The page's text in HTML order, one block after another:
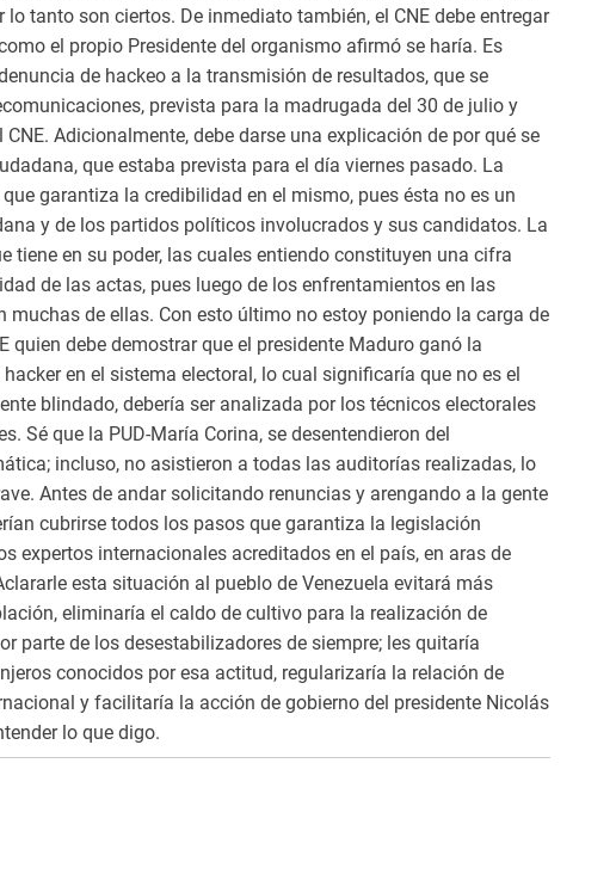
tanto son ciertos. De inmediato también, el CNE debe entregar
el propio Presidente del organismo afirmó se haría. Es
de hackeo a la transmisión de resultados, que se
prevista para la madrugada del 30 de julio y
Adicionalmente, debe darse una explicación de por qué se
que estaba prevista para el día viernes pasado. La
garantiza la credibilidad en el mismo, pues ésta no es un
y de los partidos políticos involucrados y sus candidatos. La
tiene en su poder, las cuales entiendo constituyen una cifra
de las actas, pues luego de los enfrentamientos en las
muchas de ellas. Con esto último no estoy poniendo la carga de
quien debe demostrar que el presidente Maduro ganó la
en el sistema electoral, lo cual significaría que no es el
blindado, debería ser analizada por los técnicos electorales
Sé que la PUD-María Corina, se desentendieron del
incluso, no asistieron a todas las auditorías realizadas, lo
Antes de andar solicitando renuncias y arengando a la gente
cubrirse todos los pasos que garantiza la legislación
expertos internacionales acreditados en el país, en aras de
esta situación al pueblo de Venezuela evitará más
eliminaría el caldo de cultivo para la realización de
parte de los desestabilizadores de siempre; les quitaría
conocidos por esa actitud, regularizaría la relación de
y facilitaría la acción de gobierno del presidente Nicolás
lo que digo.